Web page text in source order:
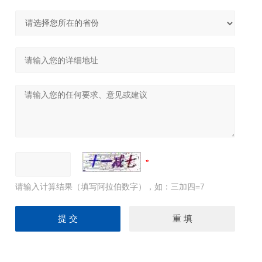
请输入计算结果（填写阿拉伯数字），如：三加四=7